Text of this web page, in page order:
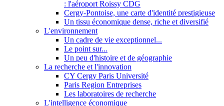
: l'aéroport Roissy CDG
Cergy-Pontoise, une carte d'identité prestigieuse
Un tissu économique dense, riche et diversifié
L'environnement
Un cadre de vie exceptionnel...
Le point sur...
Un peu d'histoire et de géographie
La recherche et l'innovation
CY Cergy Paris Université
Paris Region Entreprises
Les laboratoires de recherche
L'intelligence économique